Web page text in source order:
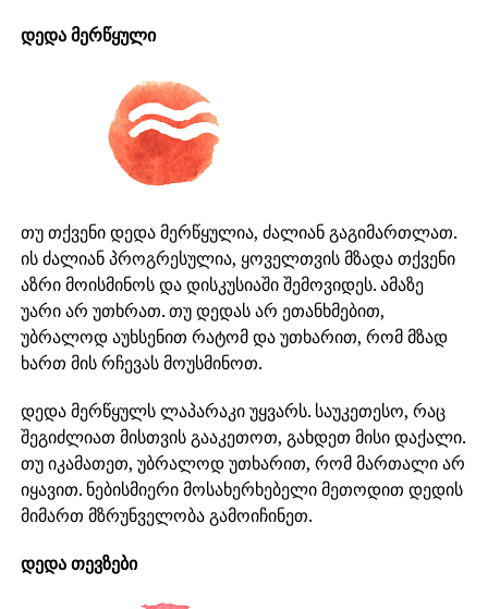
დედა მერწყული
თუ თქვენი დედა მერწყულია, ძალიან გაგიმართლათ.
ის ძალიან პროგრესულია, ყოველთვის მზადა თქვენი
აზრი მოისმინოს და დისკუსიაში შემოვიდეს. ამაზე
უარი არ უთხრათ. თუ დედას არ ეთანხმებით,
უბრალოდ აუხსენით რატომ და უთხარით, რომ მზად
ხართ მის რჩევას მოუსმინოთ.
დედა მერწყულს ლაპარაკი უყვარს. საუკეთესო, რაც
შეგიძლიათ მისთვის გააკეთოთ, გახდეთ მისი დაქალი.
თუ იკამათეთ, უბრალოდ უთხარით, რომ მართალი არ
იყავით. ნებისმიერი მოსახერხებელი მეთოდით დედის
მიმართ მზრუნველობა გამოიჩინეთ.
დედა თევზები